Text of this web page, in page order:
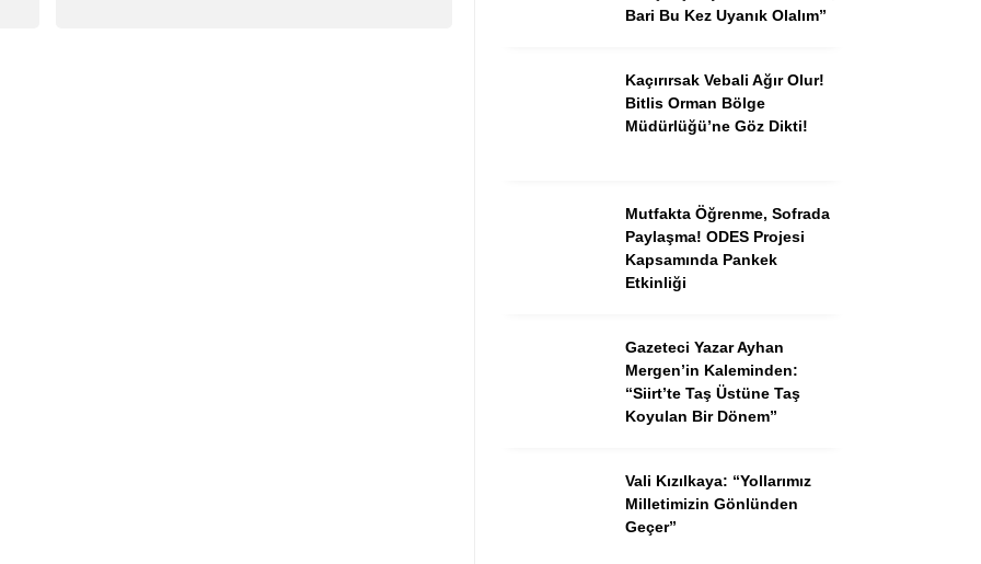
Bari Bu Kez Uyanık Olalım”
Kaçırırsak Vebali Ağır Olur!
Bitlis Orman Bölge
Müdürlüğü’ne Göz Dikti!
Mutfakta Öğrenme, Sofrada
Paylaşma! ODES Projesi
Kapsamında Pankek
Etkinliği
Gazeteci Yazar Ayhan
Mergen’in Kaleminden:
“Siirt’te Taş Üstüne Taş
Koyulan Bir Dönem”
Vali Kızılkaya: “Yollarımız
Milletimizin Gönlünden
Geçer”